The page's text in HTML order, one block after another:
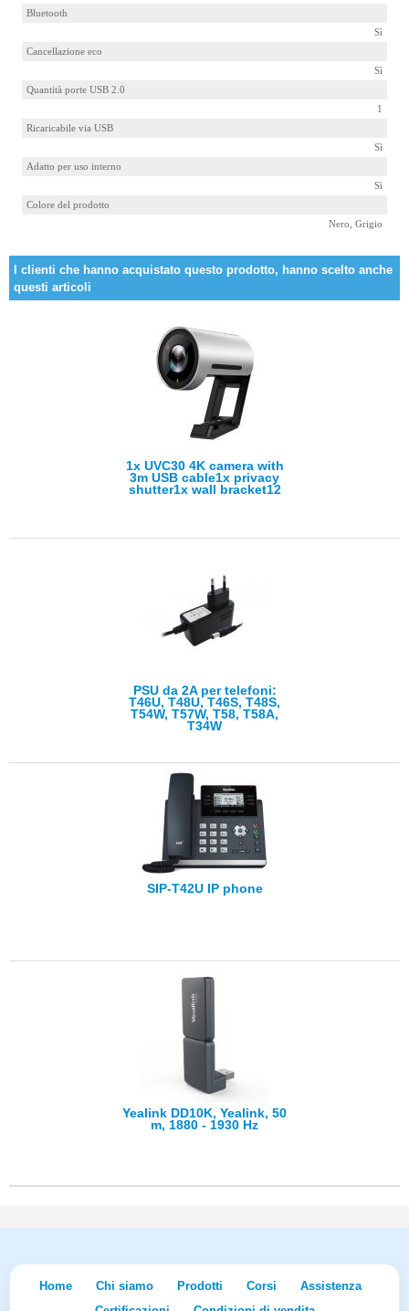
Bluetooth
Sì
Cancellazione eco
Sì
Quantità porte USB 2.0
1
Ricaricabile via USB
Sì
Adatto per uso interno
Sì
Colore del prodotto
Nero, Grigio
I clienti che hanno acquistato questo prodotto, hanno scelto anche
questi articoli
1x UVC30 4K camera with
3m USB cable1x privacy
shutter1x wall bracket12
PSU da 2A per telefoni:
T46U, T48U, T46S, T48S,
T54W, T57W, T58, T58A,
T34W
SIP-T42U IP phone
Yealink DD10K, Yealink, 50
m, 1880 - 1930 Hz
Home Chi siamo Prodotti Corsi
Assistenza